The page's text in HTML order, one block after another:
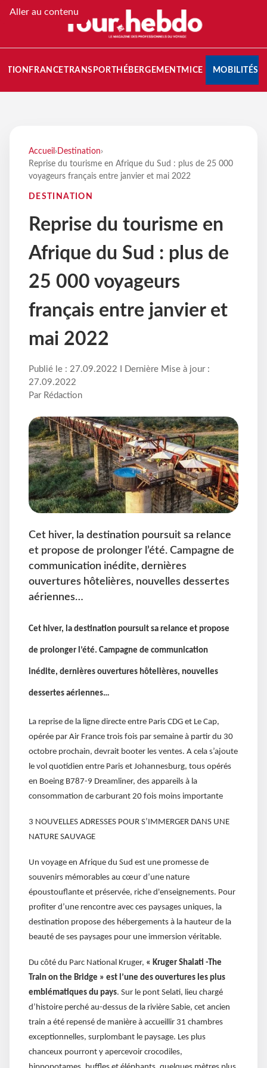
Aller au contenu
FRANCETRANSPORT HÉBERGEMENTMICE MOBILITÉS
Accueil › Destination›
Reprise du tourisme en Afrique du Sud : plus de 25 000
voyageurs français entre janvier et mai 2022
DESTINATION
Reprise du tourisme en
Afrique du Sud : plus de
25 000 voyageurs
français entre janvier et
mai 2022
Publié le : 27.09.2022 I Dernière Mise à jour :
27.09.2022
Par Rédaction
Cet hiver, la destination poursuit sa relance
et propose de prolonger l’été. Campagne de
communication inédite, dernières
ouvertures hôtelières, nouvelles dessertes
aériennes…
Cet hiver, la destination poursuit sa relance et propose
de prolonger l’été. Campagne de communication
inédite, dernières ouvertures hôtelières, nouvelles
dessertes aériennes…
La reprise de la ligne directe entre Paris CDG et Le Cap,
opérée par Air France trois fois par semaine à partir du 30
octobre prochain, devrait booter les ventes. A cela s’ajoute
le vol quotidien entre Paris et Johannesburg, tous opérés
en Boeing B787-9 Dreamliner, des appareils à la
consommation de carburant 20 fois moins importante
3 NOUVELLES ADRESSES POUR S’IMMERGER DANS UNE
NATURE SAUVAGE
Un voyage en Afrique du Sud est une promesse de
souvenirs mémorables au cœur d’une nature
époustouflante et préservée, riche d'enseignements. Pour
profiter d’une rencontre avec ces paysages uniques, la
destination propose des hébergements à la hauteur de la
beauté de ses paysages pour une immersion véritable.
Du côté du Parc National Kruger, « Kruger Shalati -The
Train on the Bridge » est l’une des ouvertures les plus
emblématiques du pays. Sur le pont Selati, lieu chargé
d’histoire perché au-dessus de la rivière Sabie, cet ancien
train a été repensé de manière à accueillir 31 chambres
exceptionnelles, surplombant le paysage. Les plus
chanceux pourront y apercevoir crocodiles,